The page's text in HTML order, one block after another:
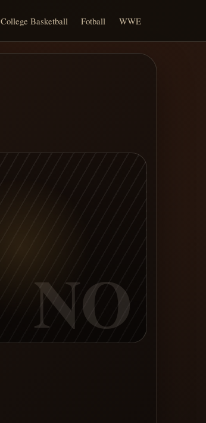
College Basketball Fotball WWE
NO